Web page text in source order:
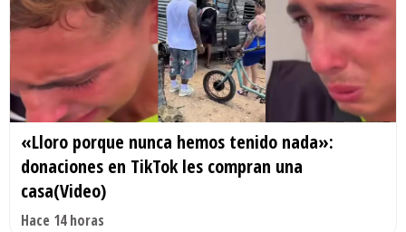
«Lloro porque nunca hemos tenido nada»:
donaciones en TikTok les compran una
casa(Video)
Hace 14 horas